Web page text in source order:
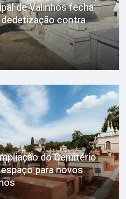
de Valinhos fecha
contra
do Cemitério
para novos